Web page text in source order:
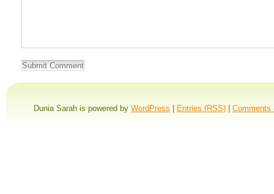
Dunia Sarah is powered by WordPress Entries (RSS) Comments